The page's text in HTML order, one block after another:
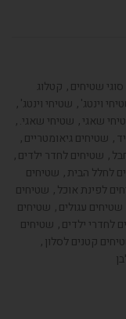
סוגי שטיחים, קטלוג
וינטג', שטיחי וינטג',
שאגי, שטיחי שאגי.,
, שטיחים גיאומטריים,
, שטיחים לחדר ילדים,
לחלל הבית, שטיחים
לפינת אוכל, שטיחים
שטיחים עגולים, שטיחים
לחדרי ילדים, שטיחים
קטנים לסלון,